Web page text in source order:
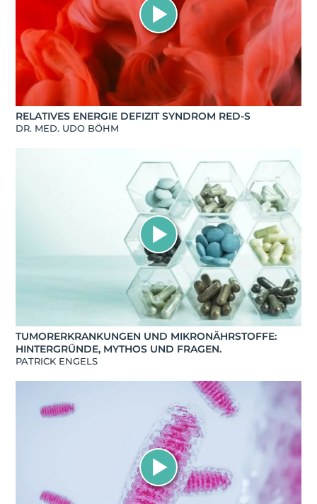
RELATIVES ENERGIE DEFIZIT SYNDROM RED-S
DR. MED. UDO BÖHM
TUMORERKRANKUNGEN UND MIKRONÄHRSTOFFE:
HINTERGRÜNDE, MYTHOS UND FRAGEN.
PATRICK ENGELS